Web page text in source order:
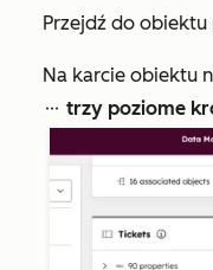
Przejdź do
Na karcie obiektu
ellipses trzy poziome